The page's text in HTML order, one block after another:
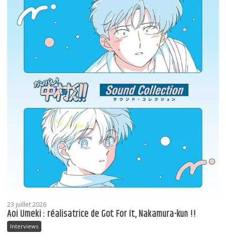
23 juillet 2026
Aoi Umeki : réalisatrice de Got For It, Nakamura-kun !!
Interviews